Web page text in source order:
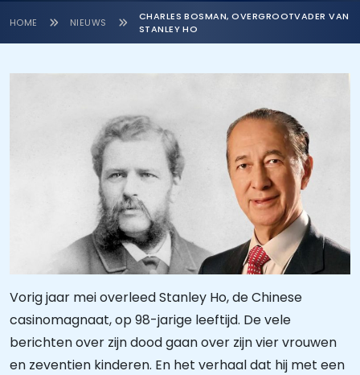
HOME NIEUWS
CHARLES BOSMAN, OVERGROOTVADER VAN
STANLEY HO
Vorig jaar mei overleed Stanley Ho, de Chinese
casinomagnaat, op 98-jarige leeftijd. De vele
berichten over zijn dood gaan over zijn vier vrouwen
en zeventien kinderen. En het verhaal dat hij met een